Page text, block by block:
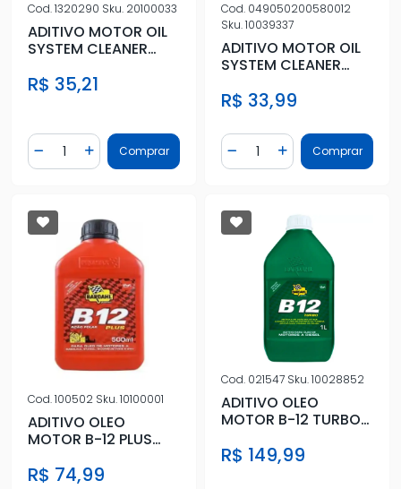
Cod.1320290 Sku. 20100033
ADITIVO MOTOR OIL
SYSTEM CLEANER
R$ 35,21
Diminuir Quantidade
Quantidade
Adicionar Quantidade
Comprar
Cod. 049050200580012
Sku.10039337
ADITIVO MOTOR OIL
SYSTEM CLEANER
R$ 33,99
Diminuir Quantidade
Quantidade
AdicionarComprar
Cod.100502 Sku.10100001
ADITIVO OLEO
MOTOR B-12 PLUS
R$ 74,99
Cod. 021547 Sku.10028852
ADITIVO OLEO
MOTOR B-12 TURBO
R$ 149,99